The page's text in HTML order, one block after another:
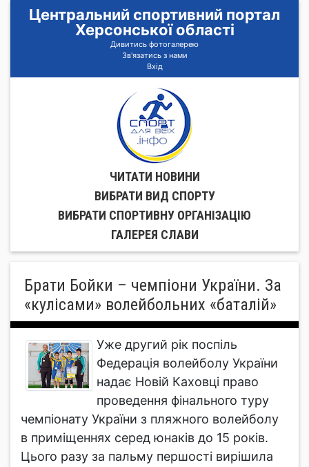
Центральний спортивний портал
Херсонської області
Дивитись фотогалерею
Зв'язатись з нами
Вхід
ЧИТАТИ НОВИНИ
ВИБРАТИ ВИД СПОРТУ
ВИБРАТИ СПОРТИВНУ ОРГАНIЗАЦIЮ
ГАЛЕРЕЯ СЛАВИ
Брати Бойки – чемпіони України. За
«кулісами» волейбольних «баталій»
Уже другий рік поспіль
Федерація волейболу України
надає Новій Каховці право
проведення фінального туру
чемпіонату України з пляжного волейболу
в приміщеннях серед юнаків до 15 років.
Цього разу за пальму першості вирішила